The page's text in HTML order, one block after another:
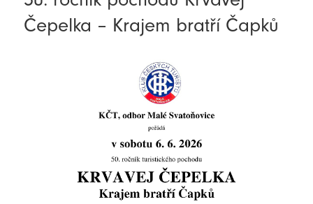
Čepelka – Krajem bratří Čapků